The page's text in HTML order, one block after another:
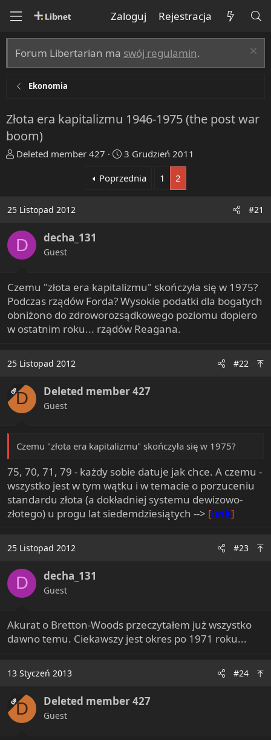
Zaloguj Rejestracja
Forum Libertarian ma swój regulamin.
Ekonomia
Złota era kapitalizmu 1946-1975 (the post war
boom)
T
a
d
s
t
a
e
r
Deleted member 427
R
z
3 Grudzień 2011
Poprzednia
1 2
25 Listopad 2012 #21
D decha_131
Guest
Czemu "złota era kapitalizmu" skończyła się w 1975?
Podczas rządów Forda? Wysokie podatki dla bogatych
obniżono do zdroworozsądkowego poziomu dopiero
w ostatnim roku... rządów Reagana.
25 Listopad 2012 #22
OPD Deleted member 427
Guest
Czemu "złota era kapitalizmu" skończyła się w 1975?
75, 70, 71, 79 - każdy sobie datuje jak chce. A czemu -
wszystko jest w tym wątku i w temacie o porzuceniu
standardu złota (a dokładniej systemu dewizowo-
złotego) u progu lat siedemdziesiątych --> [link]
25 Listopad 2012 #23
D decha_131
Guest
Akurat o Bretton-Woods przeczytałem już wszystko
dawno temu. Ciekawszy jest okres po 1971 roku...
13 Styczeń 2013 #24
OPD Deleted member 427
Guest